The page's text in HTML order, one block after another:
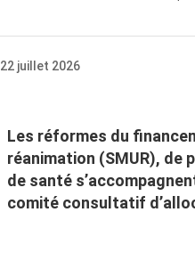
22 juillet 2026
Les réformes du
réanimation (SMUR),
de santé
comité consultatif